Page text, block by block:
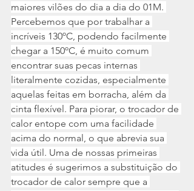
maiores vilões do dia a dia do 01M.
Percebemos que por trabalhar a
incríveis 130ºC, podendo facilmente
chegar a 150ºC, é muito comum
encontrar suas pecas internas
literalmente cozidas, especialmente
aquelas feitas em borracha, além da
cinta flexível. Para piorar, o trocador de
calor entope com uma facilidade
acima do normal, o que abrevia sua
vida útil. Uma de nossas primeiras
atitudes é sugerimos a substituição do
trocador de calor sempre que a